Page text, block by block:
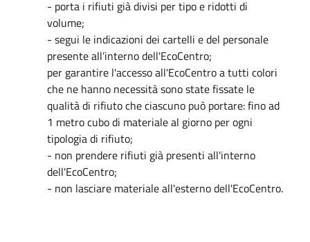
- porta i rifiuti già divisi per tipo e ridotti di
volume;
- segui le indicazioni dei cartelli e del personale
presente all’interno dell'EcoCentro;
per garantire l'accesso all'EcoCentro a tutti colori
che ne hanno necessità sono state fissate le
qualità di rifiuto che ciascuno può portare: fino ad
1 metro cubo di materiale al giorno per ogni
tipologia di rifiuto;
- non prendere rifiuti già presenti all'interno
dell'EcoCentro;
- non lasciare materiale all'esterno dell'EcoCentro.